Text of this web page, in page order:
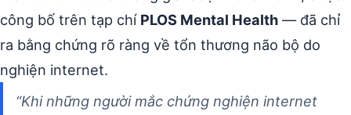
công bố trên tạp chí PLOS Mental Health — đã chỉ
ra bằng chứng rõ ràng về tổn thương não bộ do
nghiện internet.
“Khi những người mắc chứng nghiện internet